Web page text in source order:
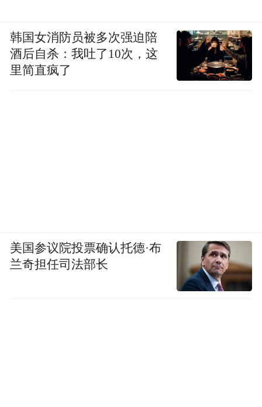
韩国女消防员被多次强迫陪
酒后自杀：我吐了10次，这
里简直疯了
美国参议院投票确认托德·布
兰奇担任司法部长